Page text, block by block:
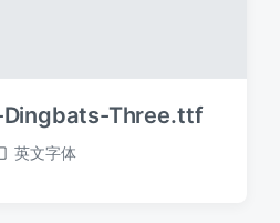
Three.ttf
英文字体